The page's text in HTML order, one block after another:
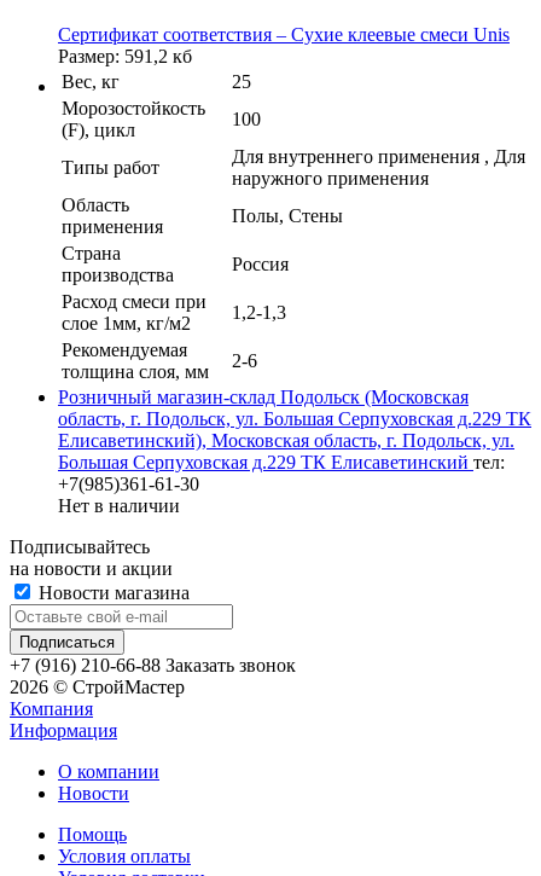
Сертификат соответствия – Сухие клеевые смеси Unis
Размер: 591,2 кб
Вес, кг
25
Морозостойкость
(F), цикл
100
Типы работ
Для внутреннего применения , Для
наружного применения
Область
применения
Полы, Стены
Страна
производства
Россия
Расход смеси при
слое 1мм, кг/м2
1,2-1,3
Рекомендуемая
толщина слоя, мм
2-6
Розничный магазин-склад Подольск (Московская
область, г. Подольск, ул. Большая Серпуховская д.229 ТК
Елисаветинский), Московская область, г. Подольск, ул.
Большая Серпуховская д.229 ТК Елисаветинский тел:
+7(985)361-61-30
Нет в наличии
Подписывайтесь
на новости и акции
Новости магазина
+7 (916) 210-66-88 Заказать звонок
2026 © СтройМастер
Компания
Информация
О компании
Новости
Помощь
Условия оплаты